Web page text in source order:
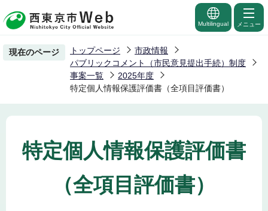
の
ー
先
頭
Multilingual メニュー
現在のページ トップページ
市政情報
パブリックコメント（市民意見提出手続）制度
事案一覧
2025年度
特定個人情報保護評価書（全項目評価書）
特定個人情報保護評価書
（全項目評価書）